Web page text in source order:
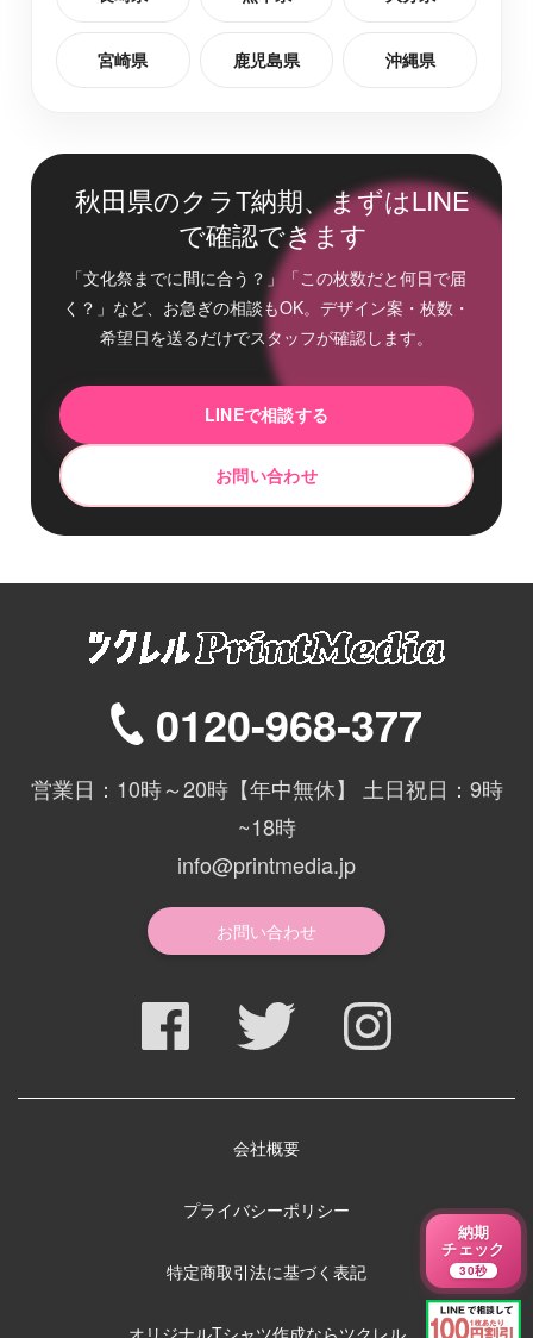
宮崎県 鹿児島県 沖縄県
秋田県のクラT納期、まずはLINE
で確認できます
「文化祭までに間に合う？」「この枚数だと何日で届
く？」など、お急ぎの相談もOK。デザイン案・枚数・
希望日を送るだけでスタッフが確認します。
LINEで相談する
お問い合わせ
0120-968-377
営業日：10時～20時【年中無休】 土日祝日：9時
~18時
info@printmedia.jp
お問い合わせ
会社概要
プライバシーポリシー
特定商取引法に基づく表記
オリジナルTシャツ作成ならツクレル
納期
チェック
30秒